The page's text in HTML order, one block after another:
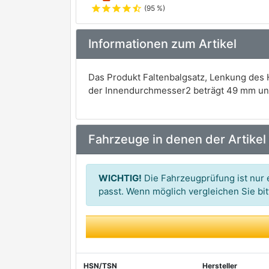
starstarstarstarstar_half (95 %)
Informationen zum Artikel
Das Produkt Faltenbalgsatz, Lenkung
der Innendurchmesser2 beträgt 49 mm
Fahrzeuge in denen der
WICHTIG! Die Fahrzeugprüfung ist nur
passt. Wenn möglich vergleichen Sie
HSN/TSN Hersteller